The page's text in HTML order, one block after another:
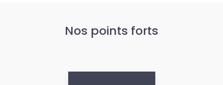
Nos points forts